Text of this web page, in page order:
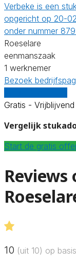
Verbeke is een
opgericht op 20-
onder nummer
Roeselare
eenmanszaak
1 werknemer
Bezoek
Gratis - Vrijblijvend
Vergelijk
Start de gratis
10 (uit 10) op